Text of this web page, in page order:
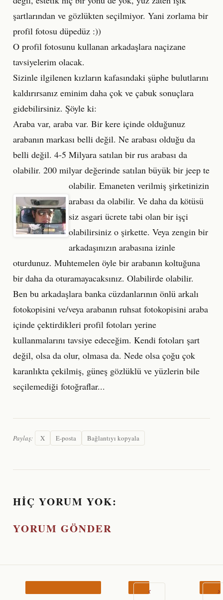
şartlarından ve gözlükten seçilmiyor. Yani zorlama bir
profil fotosu düpedüz :))
O profil fotosunu kullanan arkadaşlara naçizane
tavsiyelerim olacak.
Sizinle ilgilenen kızların kafasındaki şüphe bulutlarını
kaldırırsanız eminim daha çok ve çabuk sonuçlara
gidebilirsiniz. Şöyle ki:
Araba var, araba var. Bir kere içinde olduğunuz
arabanın markası belli değil. Ne arabası olduğu da
belli değil. 4-5 Milyara satılan bir rus arabası da
olabilir. 200 milyar değerinde satılan büyük bir jeep te
olabilir. Emaneten verilmiş şirketinizin
arabası da olabilir. Ve daha da kötüsü
siz asgari ücrete tabi olan bir işçi
olabilirsiniz o şirkette. Veya zengin bir
arkadaşınızın arabasına izinle
oturdunuz. Muhtemelen öyle bir arabanın koltuğuna
bir daha da oturamayacaksınız. Olabilirde olabilir.
Ben bu arkadaşlara banka cüzdanlarının önlü arkalı
fotokopisini ve/veya arabanın ruhsat fotokopisini araba
içinde çektirdikleri profil fotoları yerine
kullanmalarını tavsiye edeceğim. Kendi fotoları şart
değil, olsa da olur, olmasa da. Nede olsa çoğu çok
karanlıkta çekilmiş, güneş gözlüklü ve yüzlerin bile
seçilemediği fotoğraflar...
Paylaş: X E-posta Bağlantıyı kopyala
HIÇ YORUM YOK:
YORUM GÖNDER
‹ ›